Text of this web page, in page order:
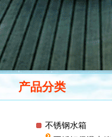
产品分类
不锈钢水箱